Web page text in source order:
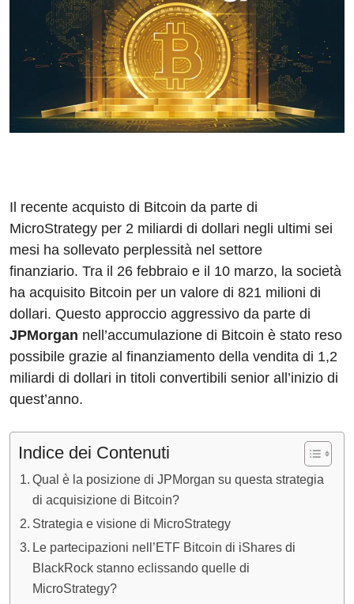
Il recente acquisto di Bitcoin da parte di
MicroStrategy per 2 miliardi di dollari negli ultimi sei
mesi ha sollevato perplessità nel settore
finanziario. Tra il 26 febbraio e il 10 marzo, la società
ha acquisito Bitcoin per un valore di 821 milioni di
dollari. Questo approccio aggressivo da parte di
JPMorgan nell’accumulazione di Bitcoin è stato reso
possibile grazie al finanziamento della vendita di 1,2
miliardi di dollari in titoli convertibili senior all’inizio di
quest’anno.
Indice dei Contenuti
Qual è la posizione di JPMorgan su questa strategia
di acquisizione di Bitcoin?
Strategia e visione di MicroStrategy
Le partecipazioni nell’ETF Bitcoin di iShares di
BlackRock stanno eclissando quelle di
MicroStrategy?